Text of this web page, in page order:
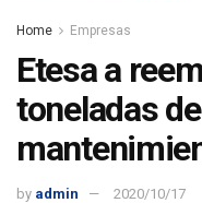
Home Empresas
Etesa a
toneladas
by admin 2020/10/17